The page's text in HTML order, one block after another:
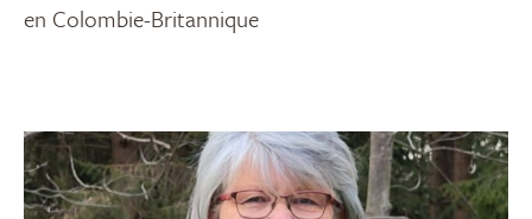
en Colombie-Britannique